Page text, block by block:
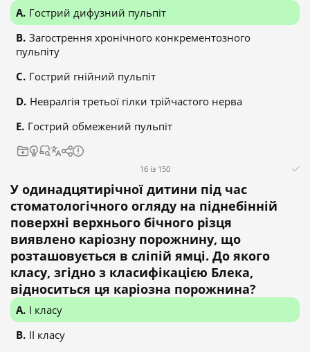
Гострий дифузний пульпіт
Загострення хронічного конкрементозного
пульпіту
Гострий гнійний пульпіт
Невралгія третьої гілки трійчастого нерва
Гострий обмежений пульпіт
16 із 150
У одинадцятирічної дитини під час
стоматологічного огляду на піднебінній
поверхні верхнього бічного різця
виявлено каріозну порожнину, що
розташовується в сліпій ямці. До якого
класу, згідно з класифікацією Блека,
відноситься ця каріозна порожнина?
І класу
ІІ класу